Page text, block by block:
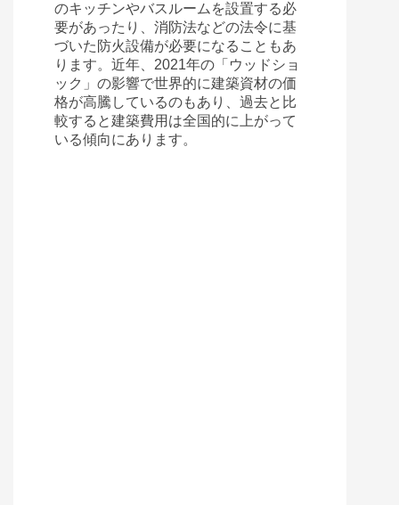
のキッチンやバスルームを設置する必
要があったり、消防法などの法令に基
づいた防火設備が必要になることもあ
ります。近年、2021年の「ウッドショ
ック」の影響で世界的に建築資材の価
格が高騰しているのもあり、過去と比
較すると建築費用は全国的に上がって
いる傾向にあります。